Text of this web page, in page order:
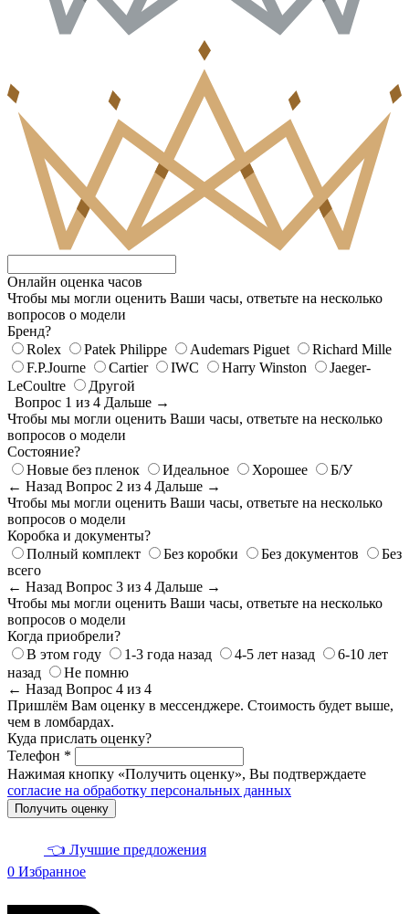
Онлайн оценка часов
Чтобы мы могли оценить Ваши часы, ответьте на несколько
вопросов о модели
Бренд?
Rolex
Patek Philippe Audemars Piguet
Richard Mille
F.P.Journe
Cartier IWC Harry Winston
Jaeger-
LeCoultre
Другой
Вопрос 1 из 4 Дальше →
Чтобы мы могли оценить Ваши часы, ответьте на несколько
вопросов о модели
Состояние?
Новые без пленок
Идеальное Хорошее
Б/У
← Назад Вопрос 2 из 4 Дальше →
Чтобы мы могли оценить Ваши часы, ответьте на несколько
вопросов о модели
Коробка и документы?
Полный комплект
Без коробки Без документов
Без
всего
← Назад Вопрос 3 из 4 Дальше →
Чтобы мы могли оценить Ваши часы, ответьте на несколько
вопросов о модели
Когда приобрели?
В этом году
1-3 года назад 4-5 лет назад
6-10 лет
назад
Не помню
← Назад Вопрос 4 из 4
Пришлём Вам оценку в мессенджере. Стоимость будет выше,
чем в ломбардах.
Куда прислать оценку?
Телефон *
Нажимая кнопку «Получить оценку», Вы подтверждаете
согласие на обработку персональных данных
Получить оценку
👈 Лучшие предложения
0 Избранное